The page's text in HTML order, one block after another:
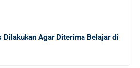
Dilakukan Agar Diterima Belajar di